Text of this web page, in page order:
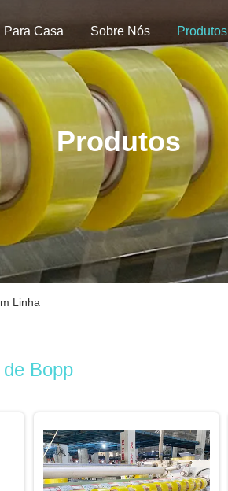
Para Casa Sobre Nós Produtos
Produtos
Linha
Bopp